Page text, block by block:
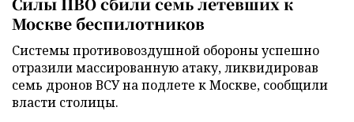
Москве беспилотников
Cистемы противовоздушной обороны успешно
отразили массированную атаку, ликвидировав
семь дронов ВСУ на подлете к Москве, сообщили
власти столицы.